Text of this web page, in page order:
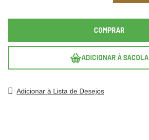
COMPRAR
ADICIONAR À SACOLA
Adicionar à Lista de Desejos